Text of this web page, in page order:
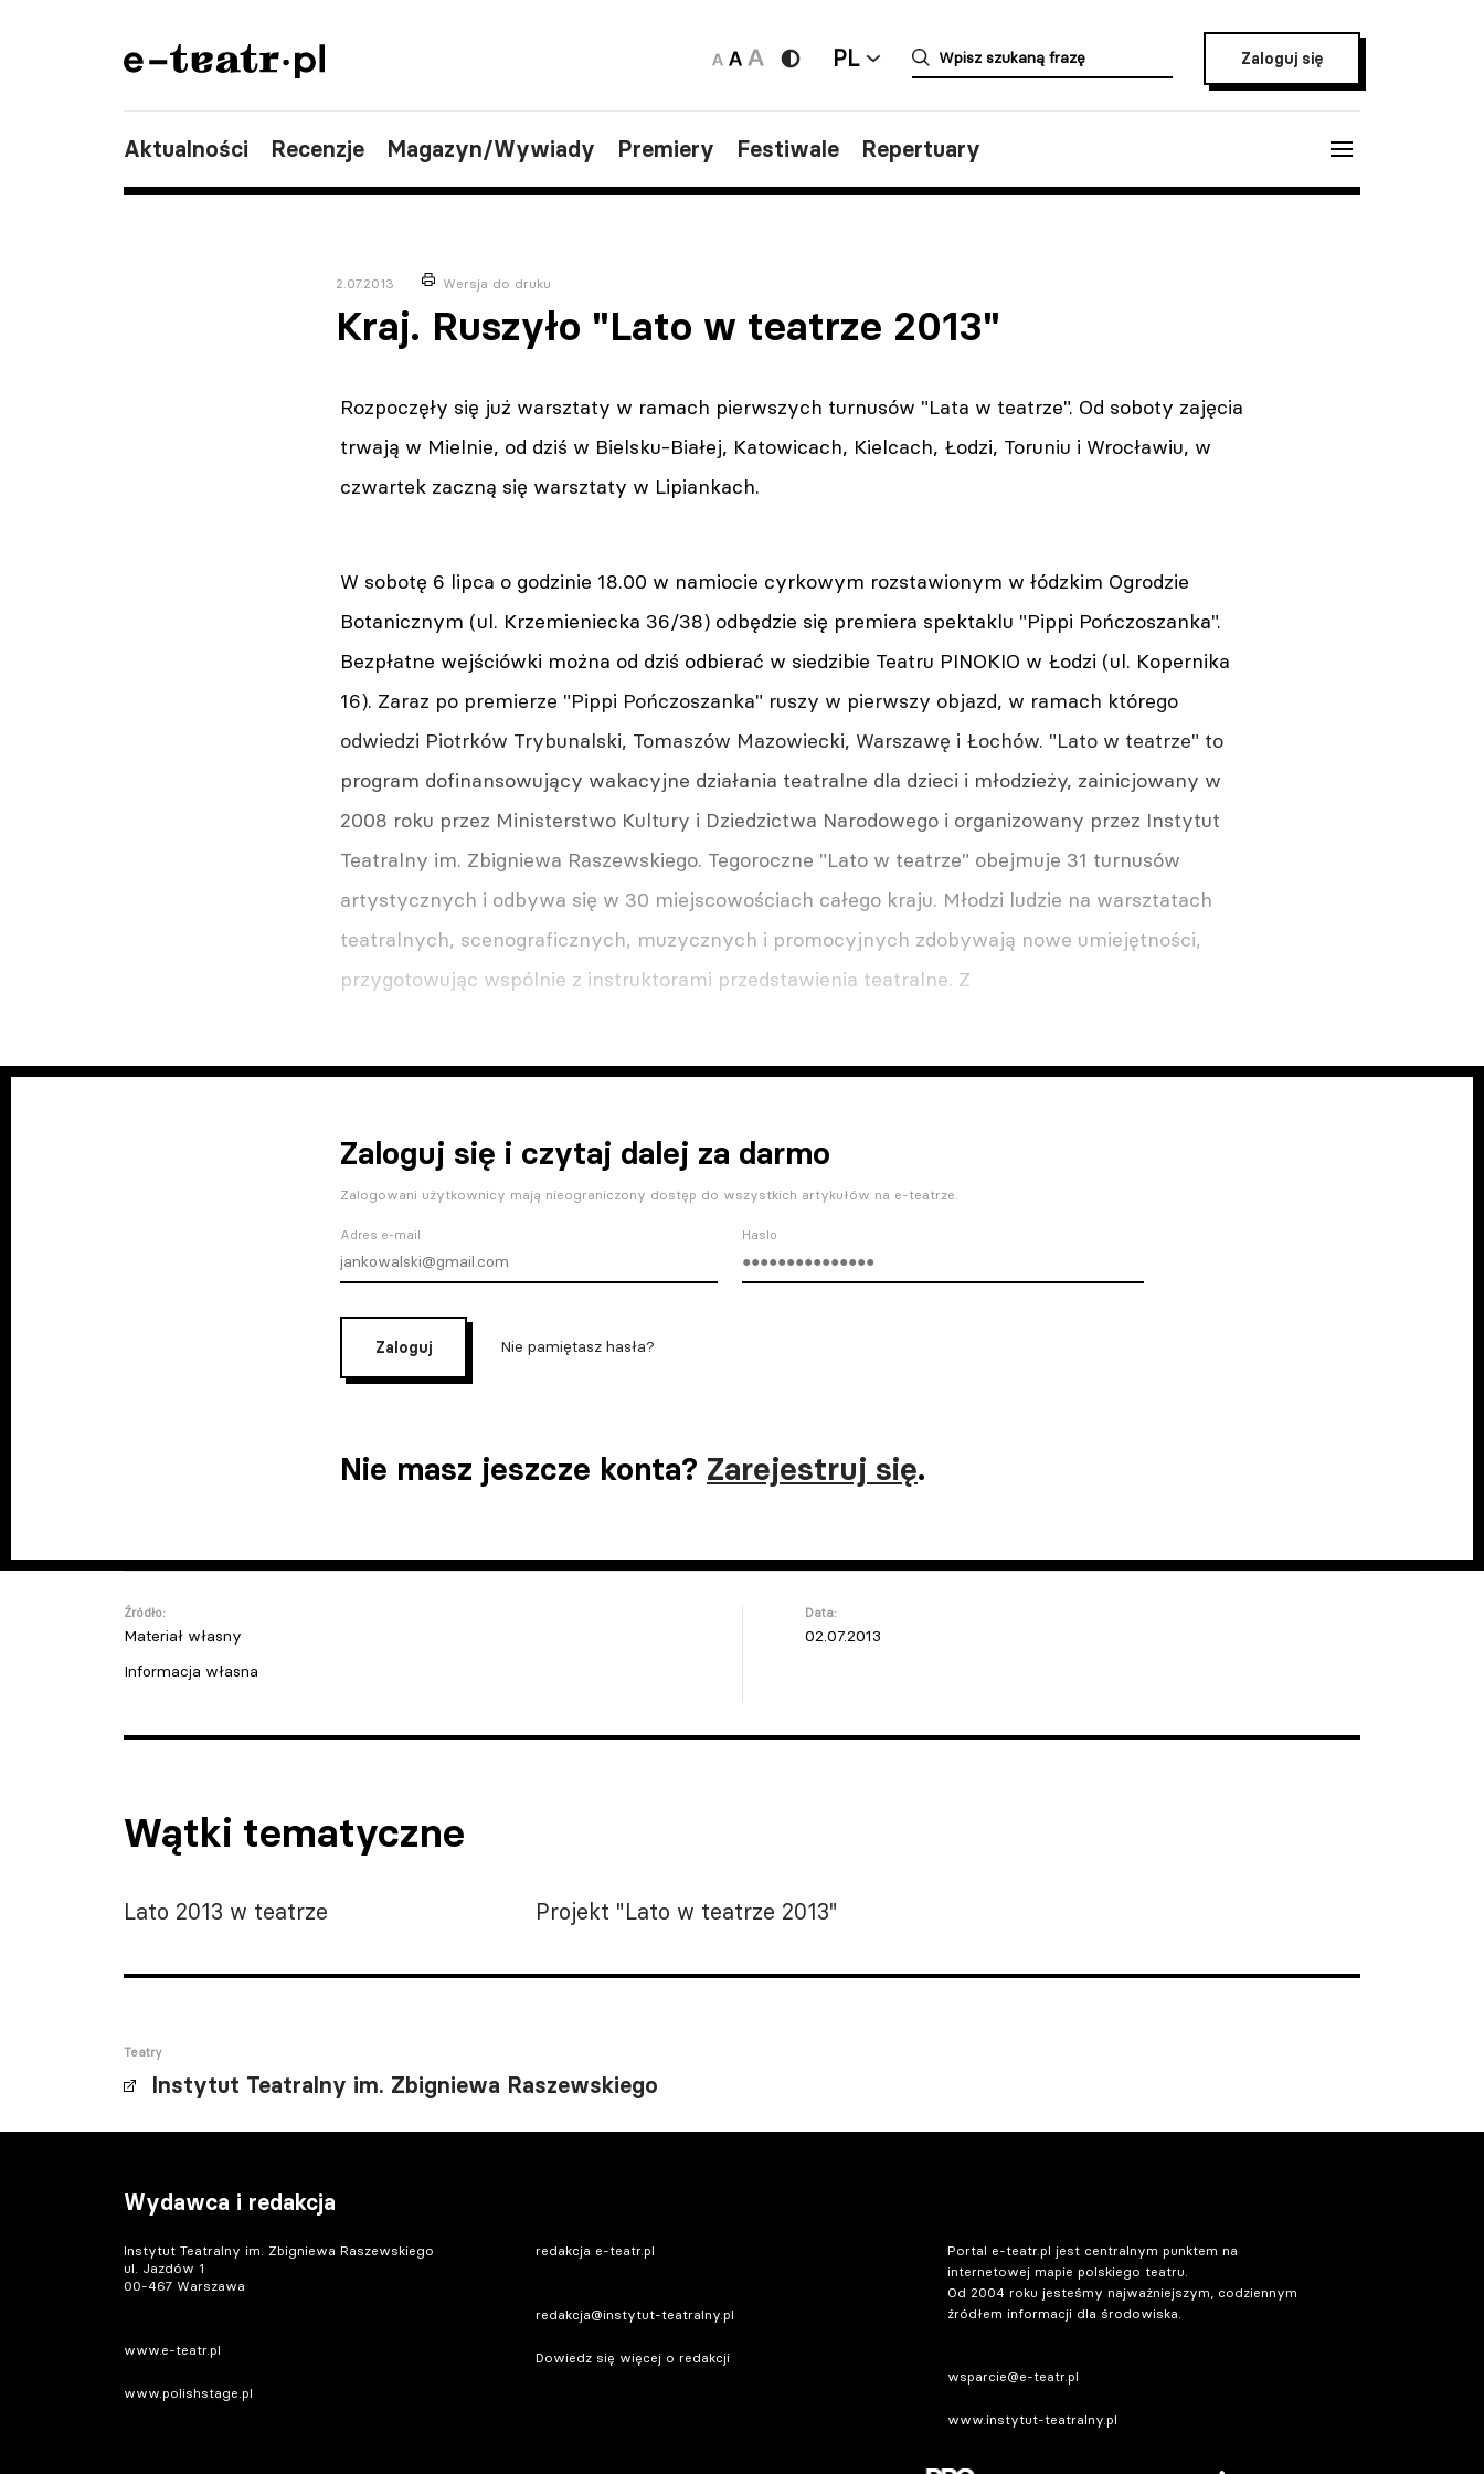
PL Zaloguj się
Aktualności Recenzje Magazyn/Wywiady Premiery Festiwale Repertuary
2.07.2013 Wersja do druku
Kraj. Ruszyło "Lato w teatrze 2013"
Rozpoczęły się już warsztaty w ramach pierwszych turnusów "Lata w teatrze". Od soboty zajęcia
trwają w Mielnie, od dziś w Bielsku-Białej, Katowicach, Kielcach, Łodzi, Toruniu i Wrocławiu, w
czwartek zaczną się warsztaty w Lipiankach.
W sobotę 6 lipca o godzinie 18.00 w namiocie cyrkowym rozstawionym w łódzkim Ogrodzie
Botanicznym (ul. Krzemieniecka 36/38) odbędzie się premiera spektaklu "Pippi Pończoszanka".
Bezpłatne wejściówki można od dziś odbierać w siedzibie Teatru PINOKIO w Łodzi (ul. Kopernika
16). Zaraz po premierze "Pippi Pończoszanka" ruszy w pierwszy objazd, w ramach którego
odwiedzi Piotrków Trybunalski, Tomaszów Mazowiecki, Warszawę i Łochów. "Lato w teatrze" to
program dofinansowujący wakacyjne działania teatralne dla dzieci i młodzieży, zainicjowany w
2008 roku przez Ministerstwo Kultury i Dziedzictwa Narodowego i organizowany przez Instytut
Teatralny im. Zbigniewa Raszewskiego. Tegoroczne "Lato w teatrze" obejmuje 31 turnusów
artystycznych i odbywa się w 30 miejscowościach całego kraju. Młodzi ludzie na warsztatach
teatralnych, scenograficznych, muzycznych i promocyjnych zdobywają nowe umiejętności,
przygotowując wspólnie z instruktorami przedstawienia teatralne. Z
Zaloguj się i czytaj dalej za darmo
Zalogowani użytkownicy mają nieograniczony dostęp do wszystkich artykułów na e-teatrze.
Adres e-mail Haslo
Zaloguj Nie pamiętasz hasła?
Nie masz jeszcze konta? Zarejestruj się.
Źródło:
Materiał własny
Informacja własna
Data:
02.07.2013
Wątki tematyczne
Lato 2013 w teatrze Projekt "Lato w teatrze 2013"
Teatry
Instytut Teatralny im. Zbigniewa Raszewskiego
Wydawca i redakcja
Instytut Teatralny im. Zbigniewa Raszewskiego
ul. Jazdów 1
00-467 Warszawa
www.e-teatr.pl
www.polishstage.pl
redakcja e-teatr.pl
redakcja@instytut-teatralny.pl
Dowiedz się więcej o redakcji
Portal e-teatr.pl jest centralnym punktem na
internetowej mapie polskiego teatru.
Od 2004 roku jesteśmy najważniejszym, codziennym
źródłem informacji dla środowiska.
wsparcie@e-teatr.pl
www.instytut-teatralny.pl